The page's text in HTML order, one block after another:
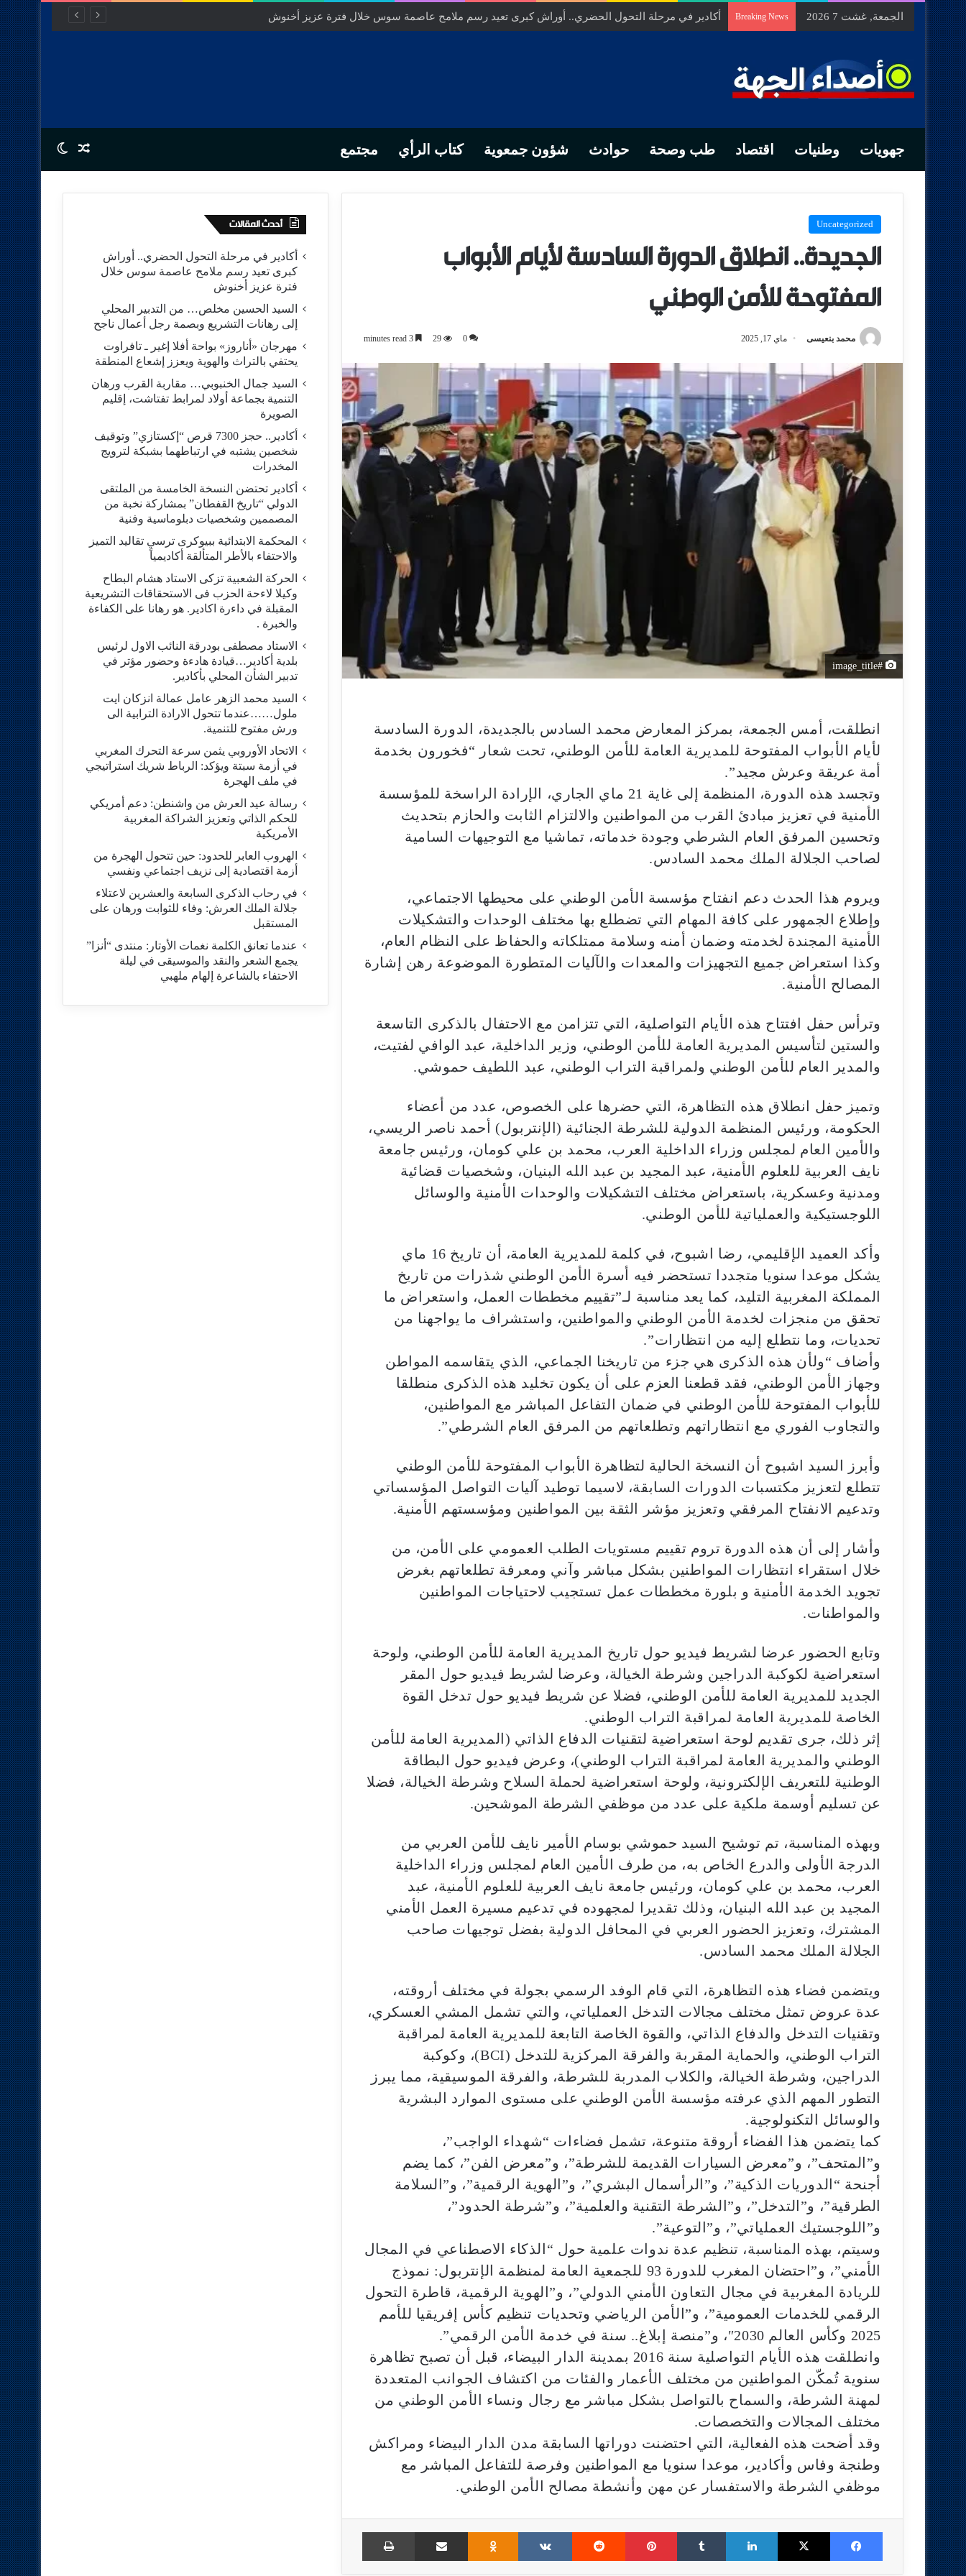
الجمعة, غشت 7 2026 Breaking News السيد الحسين مخلص… من التدبير المحلي إلى رهانات التشريع وبصمة رجل أعمال ناجح
جهويات وطنيات اقتصاد طب وصحة حوادث شؤون جمعوية كتاب الرأي مجتمع Random Article
Switch skin
Uncategorized
الجديدة.. انطلاق الدورة السادسة لأيام الأبواب
المفتوحة للأمن الوطني
محمد بنعيسى ماي 17, 2025 0
29
#image_title
انطلقت، أمس الجمعة، بمركز المعارض محمد السادس بالجديدة، الدورة السادسة
لأيام الأبواب المفتوحة للمديرية العامة للأمن الوطني، تحت شعار “فخورون بخدمة
أمة عريقة وعرش مجيد”.
وتجسد هذه الدورة، المنظمة إلى غاية 21 ماي الجاري، الإرادة الراسخة للمؤسسة
الأمنية في تعزيز مبادئ القرب من المواطنين والالتزام الثابت والحازم بتحديث
وتحسين المرفق العام الشرطي وجودة خدماته، تماشيا مع التوجيهات السامية
لصاحب الجلالة الملك محمد السادس.
ويروم هذا الحدث دعم انفتاح مؤسسة الأمن الوطني على محيطها الاجتماعي،
وإطلاع الجمهور على كافة المهام التي تضطلع بها مختلف الوحدات والتشكيلات
الأمنية المجندة لخدمته وضمان أمنه وسلامة ممتلكاته والحفاظ على النظام العام،
وكذا استعراض جميع التجهيزات والمعدات والآليات المتطورة الموضوعة رهن إشارة
المصالح الأمنية.
وترأس حفل افتتاح هذه الأيام التواصلية، التي تتزامن مع الاحتفال بالذكرى التاسعة
والستين لتأسيس المديرية العامة للأمن الوطني، وزير الداخلية، عبد الوافي لفتيت،
والمدير العام للأمن الوطني ولمراقبة التراب الوطني، عبد اللطيف حموشي.
وتميز حفل انطلاق هذه التظاهرة، التي حضرها على الخصوص، عدد من أعضاء
الحكومة، ورئيس المنظمة الدولية للشرطة الجنائية (الإنتربول) أحمد ناصر الريسي،
والأمين العام لمجلس وزراء الداخلية العرب، محمد بن علي كومان، ورئيس جامعة
نايف العربية للعلوم الأمنية، عبد المجيد بن عبد الله البنيان، وشخصيات قضائية
ومدنية وعسكرية، باستعراض مختلف التشكيلات والوحدات الأمنية والوسائل
اللوجستيكية والعملياتية للأمن الوطني.
وأكد العميد الإقليمي، رضا اشبوح، في كلمة للمديرية العامة، أن تاريخ 16 ماي
يشكل موعدا سنويا متجددا تستحضر فيه أسرة الأمن الوطني شذرات من تاريخ
المملكة المغربية التليد، كما يعد مناسبة لـ”تقييم مخططات العمل، واستعراض ما
تحقق من منجزات لخدمة الأمن الوطني والمواطنين، واستشراف ما يواجهنا من
تحديات، وما نتطلع إليه من انتظارات”.
وأضاف “ولأن هذه الذكرى هي جزء من تاريخنا الجماعي، الذي يتقاسمه المواطن
وجهاز الأمن الوطني، فقد قطعنا العزم على أن يكون تخليد هذه الذكرى منطلقا
للأبواب المفتوحة للأمن الوطني في ضمان التفاعل المباشر مع المواطنين،
والتجاوب الفوري مع انتظاراتهم وتطلعاتهم من المرفق العام الشرطي”.
وأبرز السيد اشبوح أن النسخة الحالية لتظاهرة الأبواب المفتوحة للأمن الوطني
تتطلع لتعزيز مكتسبات الدورات السابقة، لاسيما توطيد آليات التواصل المؤسساتي
وتدعيم الانفتاح المرفقي وتعزيز مؤشر الثقة بين المواطنين ومؤسستهم الأمنية.
وأشار إلى أن هذه الدورة تروم تقييم مستويات الطلب العمومي على الأمن، من
خلال استقراء انتظارات المواطنين بشكل مباشر وآني ومعرفة تطلعاتهم بغرض
تجويد الخدمة الأمنية و بلورة مخططات عمل تستجيب لاحتياجات المواطنين
والمواطنات.
وتابع الحضور عرضا لشريط فيديو حول تاريخ المديرية العامة للأمن الوطني، ولوحة
استعراضية لكوكبة الدراجين وشرطة الخيالة، وعرضا لشريط فيديو حول المقر
الجديد للمديرية العامة للأمن الوطني، فضلا عن شريط فيديو حول تدخل القوة
الخاصة للمديرية العامة لمراقبة التراب الوطني.
إثر ذلك، جرى تقديم لوحة استعراضية لتقنيات الدفاع الذاتي (المديرية العامة للأمن
الوطني والمديرية العامة لمراقبة التراب الوطني)، وعرض فيديو حول البطاقة
الوطنية للتعريف الإلكترونية، ولوحة استعراضية لحملة السلاح وشرطة الخيالة، فضلا
عن تسليم أوسمة ملكية على عدد من موظفي الشرطة الموشحين.
وبهذه المناسبة، تم توشيح السيد حموشي بوسام الأمير نايف للأمن العربي من
الدرجة الأولى والدرع الخاص به، من طرف الأمين العام لمجلس وزراء الداخلية
العرب، محمد بن علي كومان، ورئيس جامعة نايف العربية للعلوم الأمنية، عبد
المجيد بن عبد الله البنيان، وذلك تقديرا لمجهوده في تدعيم مسيرة العمل الأمني
المشترك، وتعزيز الحضور العربي في المحافل الدولية بفضل توجيهات صاحب
الجلالة الملك محمد السادس.
ويتضمن فضاء هذه التظاهرة، التي قام الوفد الرسمي بجولة في مختلف أروقته،
عدة عروض تمثل مختلف مجالات التدخل العملياتي، والتي تشمل المشي العسكري،
وتقنيات التدخل والدفاع الذاتي، والقوة الخاصة التابعة للمديرية العامة لمراقبة
التراب الوطني، والحماية المقربة والفرقة المركزية للتدخل (BCI)، وكوكبة
الدراجين، وشرطة الخيالة، والكلاب المدربة للشرطة، والفرقة الموسيقية، مما يبرز
التطور المهم الذي عرفته مؤسسة الأمن الوطني على مستوى الموارد البشرية
والوسائل التكنولوجية.
كما يتضمن هذا الفضاء أروقة متنوعة، تشمل فضاءات “شهداء الواجب”،
و”المتحف”، و”معرض السيارات القديمة للشرطة”، و”معرض الفن”، كما يضم
أجنحة “الدوريات الذكية”، و”الرأسمال البشري”، و”الهوية الرقمية”، و”السلامة
الطرقية”، و”التدخل”، و”الشرطة التقنية والعلمية”، و”شرطة الحدود”،
و”اللوجستيك العملياتي”، و”التوعية”.
وسيتم، بهذه المناسبة، تنظيم عدة ندوات علمية حول “الذكاء الاصطناعي في المجال
الأمني”، و”احتضان المغرب للدورة 93 للجمعية العامة لمنظمة الإنتربول: نموذج
للريادة المغربية في مجال التعاون الأمني الدولي”، و”الهوية الرقمية، قاطرة التحول
الرقمي للخدمات العمومية”، و”الأمن الرياضي وتحديات تنظيم كأس إفريقيا للأمم
2025 وكأس العالم 2030″، و”منصة إبلاغ.. سنة في خدمة الأمن الرقمي”.
وانطلقت هذه الأيام التواصلية سنة 2016 بمدينة الدار البيضاء، قبل أن تصبح تظاهرة
سنوية تُمكّن المواطنين من مختلف الأعمار والفئات من اكتشاف الجوانب المتعددة
لمهنة الشرطة، والسماح بالتواصل بشكل مباشر مع رجال ونساء الأمن الوطني من
مختلف المجالات والتخصصات.
وقد أضحت هذه الفعالية، التي احتضنت دوراتها السابقة مدن الدار البيضاء ومراكش
وطنجة وفاس وأكادير، موعدا سنويا مع المواطنين وفرصة للتفاعل المباشر مع
موظفي الشرطة والاستفسار عن مهن وأنشطة مصالح الأمن الوطني.
Facebook
X
LinkedIn
Tumblr
Pinterest
Reddit
VKontakte
Odnoklassniki
Share via Email
Print
أحدث المقالات
أكادير في مرحلة التحول الحضري.. أوراش
كبرى تعيد رسم ملامح عاصمة سوس خلال
فترة عزيز أخنوش
السيد الحسين مخلص… من التدبير المحلي
إلى رهانات التشريع وبصمة رجل أعمال ناجح
مهرجان «أناروز» بواحة أفلا إغير ـ تافراوت
يحتفي بالتراث والهوية ويعزز إشعاع المنطقة
السيد جمال الخنبوبي… مقاربة القرب ورهان
التنمية بجماعة أولاد لمرابط تفتاشت، إقليم
الصويرة
أكادير.. حجز 7300 قرص “إكستازي” وتوقيف
شخصين يشتبه في ارتباطهما بشبكة لترويج
المخدرات
أكادير تحتضن النسخة الخامسة من الملتقى
الدولي “تاريخ القفطان” بمشاركة نخبة من
المصممين وشخصيات دبلوماسية وفنية
المحكمة الابتدائية ببيوكرى ترسي تقاليد التميز
والاحتفاء بالأطر المتألقة أكاديمياً
الحركة الشعبية تزكى الاستاد هشام البطاح
وكيلا لاءحة الحزب فى الاستحقاقات التشريعية
المقبلة في داءرة اكادير. هو رهانا على الكفاءة
والخبرة .
الاستاد مصطفى بودرقة النائب الاول لرئيس
بلدية أكادير…قيادة هادءة وحضور مؤتر في
تدبير الشأن المحلي بأكادير.
السيد محمد الزهر عامل عمالة انزكان ايت
ملول……عندما تتحول الارادة الترابية الى
ورش مفتوح للتنمية.
الاتحاد الأوروبي يثمن سرعة التحرك المغربي
في أزمة سبتة ويؤكد: الرباط شريك استراتيجي
في ملف الهجرة
رسالة عيد العرش من واشنطن: دعم أمريكي
للحكم الذاتي وتعزيز الشراكة المغربية
الأمريكية
​الهروب العابر للحدود: حين تتحول الهجرة من
أزمة اقتصادية إلى نزيف اجتماعي ونفسي
في رحاب الذكرى السابعة والعشرين لاعتلاء
جلالة الملك العرش: وفاء للثوابت ورهان على
المستقبل
​عندما تعانق الكلمة نغمات الأوتار: منتدى “أنزا”
يجمع الشعر والنقد والموسيقى في ليلة
الاحتفاء بالشاعرة إلهام ملهبي